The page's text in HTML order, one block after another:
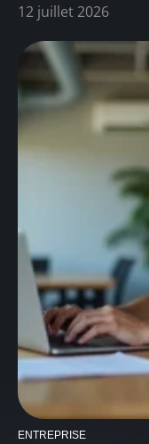
12 juillet 2026
ENTREPRISE